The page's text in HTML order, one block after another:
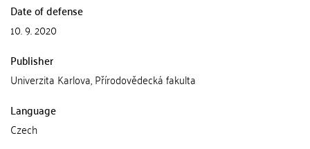
Date of defense
10. 9. 2020
Publisher
Univerzita Karlova, Přírodovědecká fakulta
Language
Czech